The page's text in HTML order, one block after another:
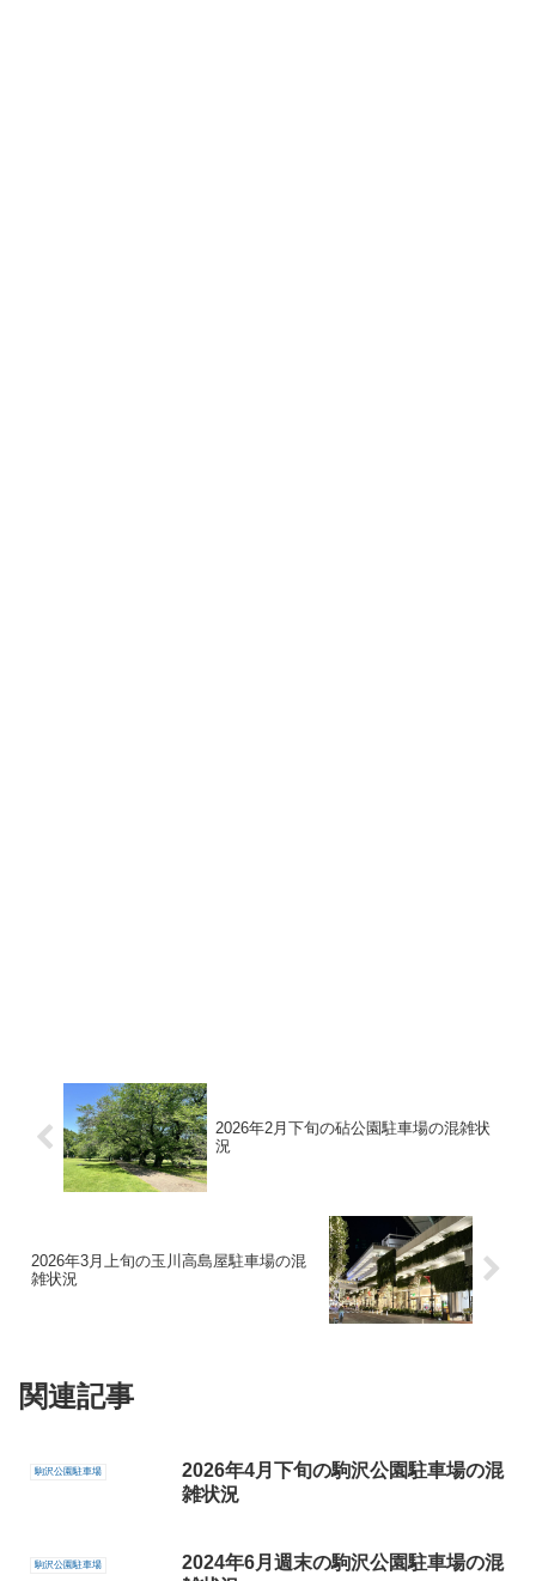
2026年2月下旬の砧公園駐車場の混雑状
況
2026年3月上旬の玉川高島屋駐車場の混
雑状況
関連記事
駒沢公園駐車場
2026年4月下旬の駒沢公園駐車場の混
雑状況
駒沢公園駐車場
2024年6月週末の駒沢公園駐車場の混